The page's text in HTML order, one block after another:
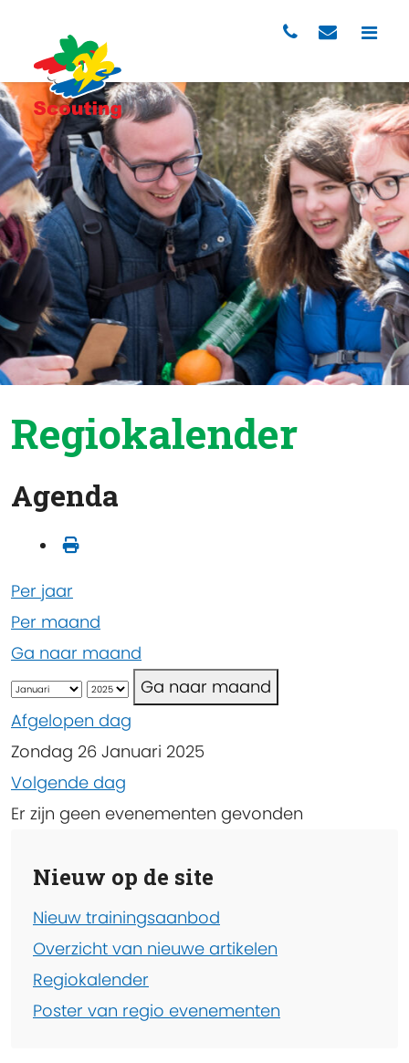
Regiokalender
Agenda
Per jaar
Per maand
Ga naar maand
Ga naar maand
Afgelopen dag
Zondag 26 Januari 2025
Volgende dag
Er zijn geen evenementen gevonden
Nieuw op de site
Nieuw trainingsaanbod
Overzicht van nieuwe artikelen
Regiokalender
Poster van regio evenementen